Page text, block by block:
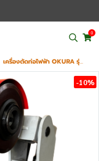
0
เครื่องตัดท่อไฟฟ้า OKURA รุ่น OK-55PC
-10%